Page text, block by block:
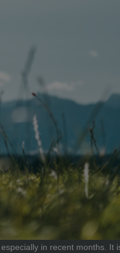
in recent months. It